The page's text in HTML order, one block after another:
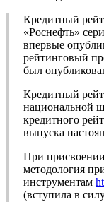
Кредитный
«Роснефть»
впервые
рейтинговый
был
Кредитный
национальной
кредитного
выпуска
При
методология
инструментам
(вступила в